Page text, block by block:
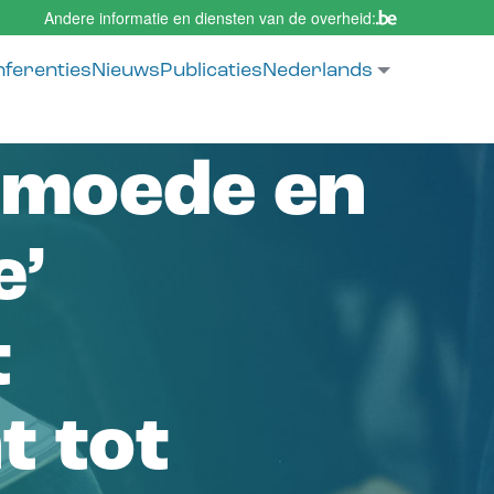
Andere informatie en diensten van de overheid:
Nieuws PublicatiesNederlands
en
tot